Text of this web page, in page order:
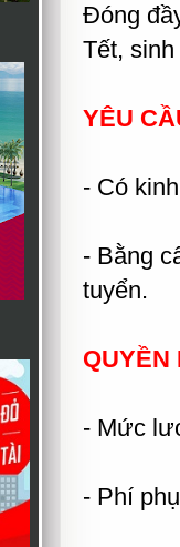
Đóng
Tết, sinh
YÊU
- Có
- Bằng
tuyển.
QUYỀN
- Mức
- Phí